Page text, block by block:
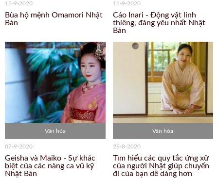
18-9-2020
Bùa hộ mệnh Omamori Nhật
Bản
11-9-2020
Cáo Inari - Động vật linh
thiêng, đáng yêu nhất Nhật
Bản
Văn hóa
07-9-2020
Geisha và Maiko - Sự khác
biệt của các nàng ca vũ kỹ
Nhật Bản
Văn hóa
28-8-2020
Tìm hiểu các quy tắc ứng xử
của người Nhật giúp chuyến
đi của bạn dễ dàng hơn